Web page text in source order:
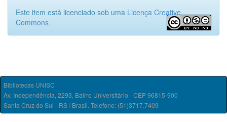
Este item está licenciado sob uma Licença Creative
Commons
Bibliotecas UNISC
Av. Independência, 2293, Bairro Universitário - CEP 96815-900
Santa Cruz do Sul - RS / Brasil. Telefone: (51)3717.7409